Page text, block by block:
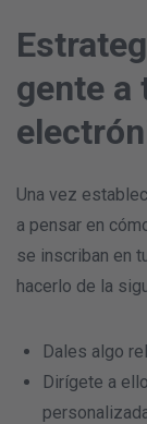
gente a
Una vez
a pensar en
se inscriban en
hacerlo de la
Dales algo
Dirígete a